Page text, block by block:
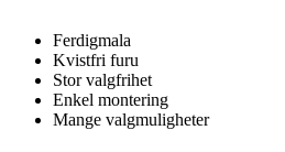
Ferdigmala
Kvistfri furu
Stor valgfrihet
Enkel montering
Mange valgmuligheter